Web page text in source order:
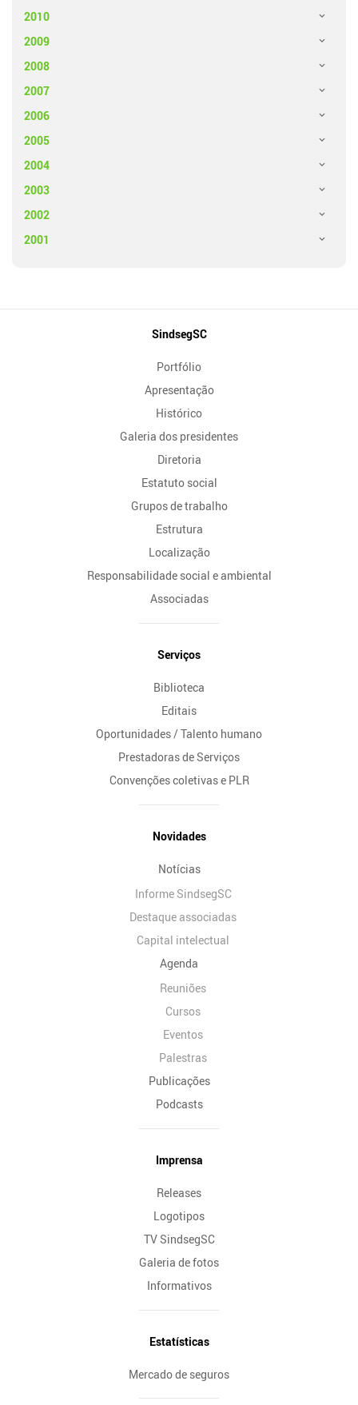
2010
2009
2008
2007
2006
2005
2004
2003
2002
2001
SindsegSC
Portfólio
Apresentação
Histórico
Galeria dos presidentes
Diretoria
Estatuto social
Grupos de trabalho
Estrutura
Localização
Responsabilidade social e ambiental
Associadas
Serviços
Biblioteca
Editais
Oportunidades / Talento humano
Prestadoras de Serviços
Convenções coletivas e PLR
Novidades
Notícias
Informe SindsegSC
Destaque associadas
Capital intelectual
Agenda
Reuniões
Cursos
Eventos
Palestras
Publicações
Podcasts
Imprensa
Releases
Logotipos
TV SindsegSC
Galeria de fotos
Informativos
Estatísticas
Mercado de seguros